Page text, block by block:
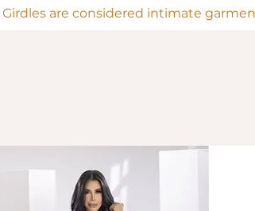
Girdles are considered intimate